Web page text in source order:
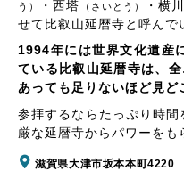
う）
・西塔 （さいとう） ・横川
せて比叡山延暦寺と呼んで
1994年には世界文化遺産
ている比叡山延暦寺は、
あっても足りないほど見ど
参拝するならたっぷり時
厳な延暦寺からパワーをも
滋賀県大津市坂本本町4220